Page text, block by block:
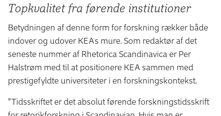
Topkvalitet fra førende institutioner
Betydningen af denne form for forskning rækker både
indover og udover KEAs mure. Som redaktør af det
seneste nummer af Rhetorica Scandinavica er Per
Halstrøm med til at positionere KEA sammen med
prestigefyldte universiteter i en forskningskontekst.
”Tidsskriftet er det absolut førende forskningstidsskrift